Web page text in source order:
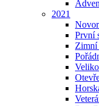
2021
První
Zimní